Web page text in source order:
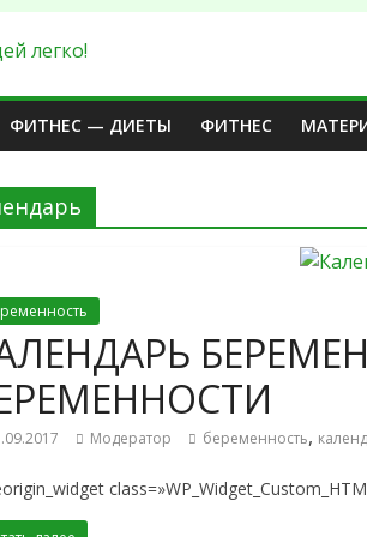
ФИТНЕС — ДИЕТЫ ФИТНЕC
Модератор беременность,